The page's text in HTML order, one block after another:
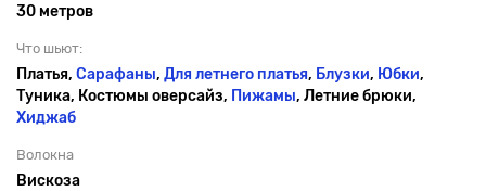
30 метров
Что шьют:
Платья, Сарафаны, Для летнего платья, Блузки, Юбки,
Туника, Костюмы оверсайз, Пижамы, Летние брюки,
Хиджаб
Волокна
Вискоза